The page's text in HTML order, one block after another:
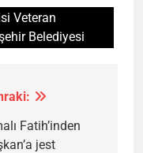
Veteran
Belediyesi
Fatih’inden
jest